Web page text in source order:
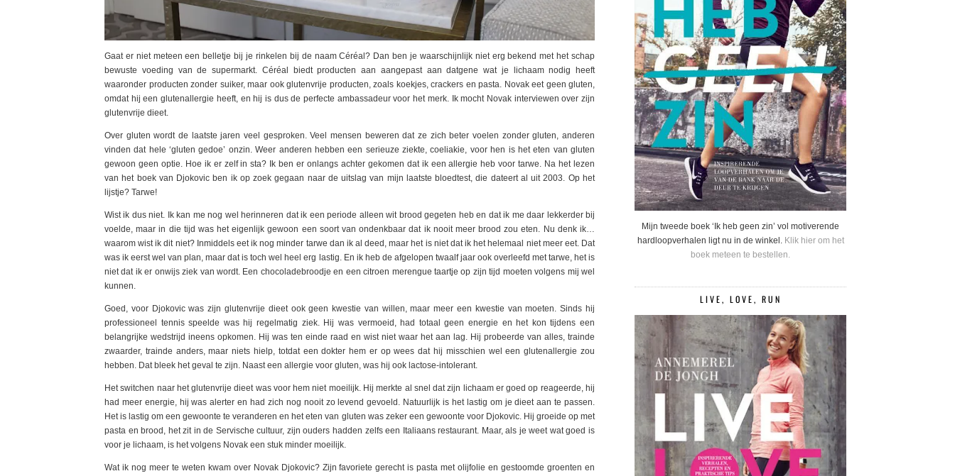
Gaat er niet meteen een belletje bij je rinkelen bij de naam Céréal? Dan ben je waarschijnlijk niet erg bekend met het schap
bewuste voeding van de supermarkt. Céréal biedt producten aan aangepast aan datgene wat je lichaam nodig heeft
waaronder producten zonder suiker, maar ook glutenvrije producten, zoals koekjes, crackers en pasta. Novak eet geen gluten,
omdat hij een glutenallergie heeft, en hij is dus de perfecte ambassadeur voor het merk. Ik mocht Novak interviewen over zijn
glutenvrije dieet.
Over gluten wordt de laatste jaren veel gesproken. Veel mensen beweren dat ze zich beter voelen zonder gluten, anderen
vinden dat hele ‘gluten gedoe’ onzin. Weer anderen hebben een serieuze ziekte, coeliakie, voor hen is het eten van gluten
gewoon geen optie. Hoe ik er zelf in sta? Ik ben er onlangs achter gekomen dat ik een allergie heb voor tarwe. Na het lezen
van het boek van Djokovic ben ik op zoek gegaan naar de uitslag van mijn laatste bloedtest, die dateert al uit 2003. Op het
lijstje? Tarwe!
Wist ik dus niet. Ik kan me nog wel herinneren dat ik een periode alleen wit brood gegeten heb en dat ik me daar lekkerder bij
voelde, maar in die tijd was het eigenlijk gewoon een soort van ondenkbaar dat ik nooit meer brood zou eten. Nu denk ik…
waarom wist ik dit niet? Inmiddels eet ik nog minder tarwe dan ik al deed, maar het is niet dat ik het helemaal niet meer eet. Dat
was ik eerst wel van plan, maar dat is toch wel heel erg lastig. En ik heb de afgelopen twaalf jaar ook overleefd met tarwe, het is
niet dat ik er onwijs ziek van wordt. Een chocoladebroodje en een citroen merengue taartje op zijn tijd moeten volgens mij wel
kunnen.
Goed, voor Djokovic was zijn glutenvrije dieet ook geen kwestie van willen, maar meer een kwestie van moeten. Sinds hij
professioneel tennis speelde was hij regelmatig ziek. Hij was vermoeid, had totaal geen energie en het kon tijdens een
belangrijke wedstrijd ineens opkomen. Hij was ten einde raad en wist niet waar het aan lag. Hij probeerde van alles, trainde
zwaarder, trainde anders, maar niets hielp, totdat een dokter hem er op wees dat hij misschien wel een glutenallergie zou
hebben. Dat bleek het geval te zijn. Naast een allergie voor gluten, was hij ook lactose-intolerant.
Het switchen naar het glutenvrije dieet was voor hem niet moeilijk. Hij merkte al snel dat zijn lichaam er goed op reageerde, hij
had meer energie, hij was alerter en had zich nog nooit zo levend gevoeld. Natuurlijk is het lastig om je dieet aan te passen.
Het is lastig om een gewoonte te veranderen en het eten van gluten was zeker een gewoonte voor Djokovic. Hij groeide op met
pasta en brood, het zit in de Servische cultuur, zijn ouders hadden zelfs een Italiaans restaurant. Maar, als je weet wat goed is
voor je lichaam, is het volgens Novak een stuk minder moeilijk.
Wat ik nog meer te weten kwam over Novak Djokovic? Zijn favoriete gerecht is pasta met olijfolie en gestoomde groenten en
Mijn tweede boek ‘Ik heb geen zin’ vol motiverende
hardloopverhalen ligt nu in de winkel. Klik hier om het
boek meteen te bestellen.
LIVE, LOVE, RUN